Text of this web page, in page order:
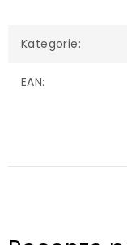
Kategorie:
EAN: